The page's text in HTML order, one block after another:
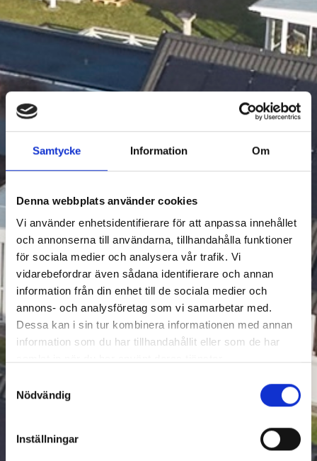
Samtycke Information Om
Denna webbplats använder cookies
Vi använder enhetsidentifierare för att anpassa innehållet
och annonserna till användarna, tillhandahålla funktioner
för sociala medier och analysera vår trafik. Vi
vidarebefordrar även sådana identifierare och annan
information från din enhet till de sociala medier och
annons- och analysföretag som vi samarbetar med.
Dessa kan i sin tur kombinera informationen med annan
information som du har tillhandahållit eller som de har
Samtyckesval
Nödvändig
Inställningar